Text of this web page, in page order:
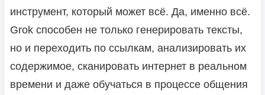
инструмент, который может всё. Да, именно всё.
Grok способен не только генерировать тексты,
но и переходить по ссылкам, анализировать их
содержимое, сканировать интернет в реальном
времени и даже обучаться в процессе общения